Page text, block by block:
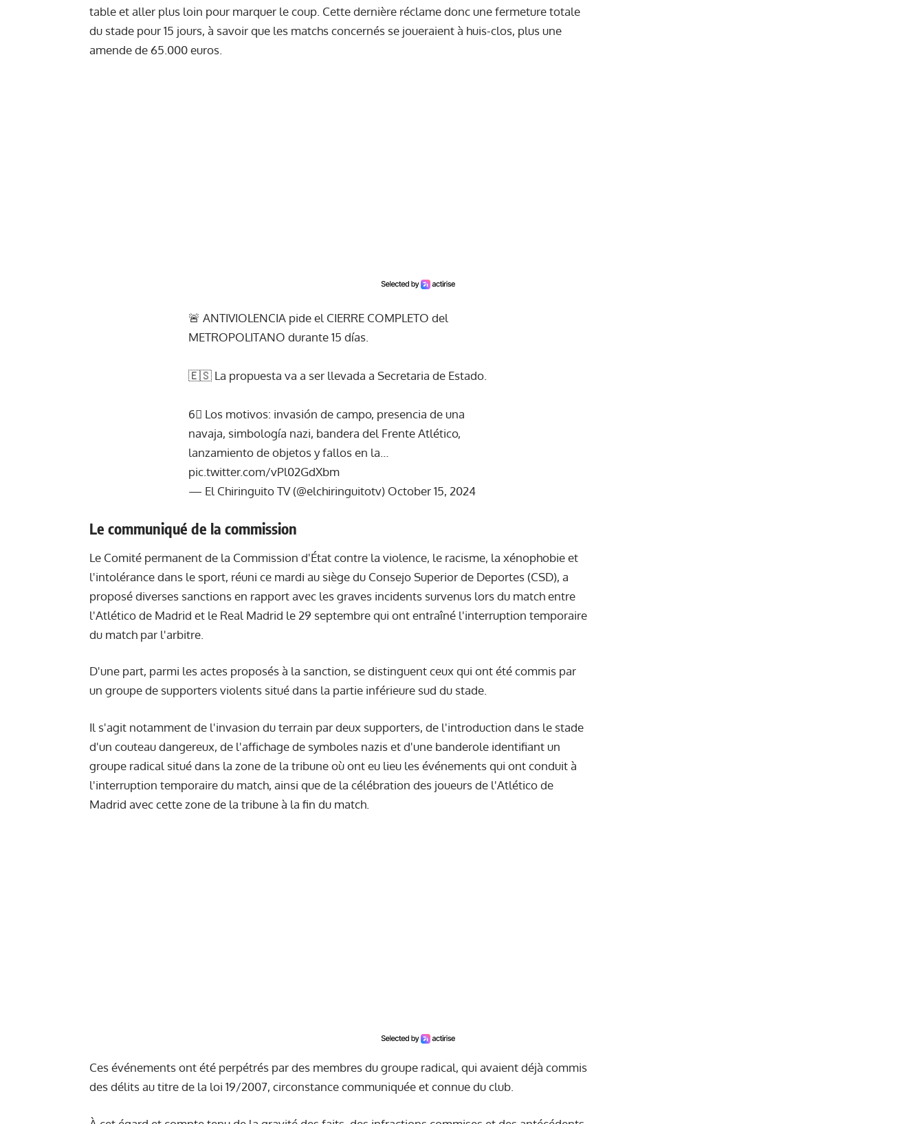
table et aller plus loin pour marquer le coup. Cette dernière réclame donc une fermeture totale
du stade pour 15 jours, à savoir que les matchs concernés se joueraient à huis-clos, plus une
amende de 65.000 euros.
🚨 ANTIVIOLENCIA pide el CIERRE COMPLETO del
METROPOLITANO durante 15 días.
🇪🇸 La propuesta va a ser llevada a Secretaria de Estado.
6⃣ Los motivos: invasión de campo, presencia de una
navaja, simbología nazi, bandera del Frente Atlético,
lanzamiento de objetos y fallos en la…
pic.twitter.com/vPl02GdXbm
— El Chiringuito TV (@elchiringuitotv) October 15, 2024
Le communiqué de la commission
Le Comité permanent de la Commission d'État contre la violence, le racisme, la xénophobie et
l'intolérance dans le sport, réuni ce mardi au siège du Consejo Superior de Deportes (CSD), a
proposé diverses sanctions en rapport avec les graves incidents survenus lors du match entre
l'Atlético de Madrid et le Real Madrid le 29 septembre qui ont entraîné l'interruption temporaire
du match par l'arbitre.
D'une part, parmi les actes proposés à la sanction, se distinguent ceux qui ont été commis par
un groupe de supporters violents situé dans la partie inférieure sud du stade.
Il s'agit notamment de l'invasion du terrain par deux supporters, de l'introduction dans le stade
d'un couteau dangereux, de l'affichage de symboles nazis et d'une banderole identifiant un
groupe radical situé dans la zone de la tribune où ont eu lieu les événements qui ont conduit à
l'interruption temporaire du match, ainsi que de la célébration des joueurs de l'Atlético de
Madrid avec cette zone de la tribune à la fin du match.
Ces événements ont été perpétrés par des membres du groupe radical, qui avaient déjà commis
des délits au titre de la loi 19/2007, circonstance communiquée et connue du club.